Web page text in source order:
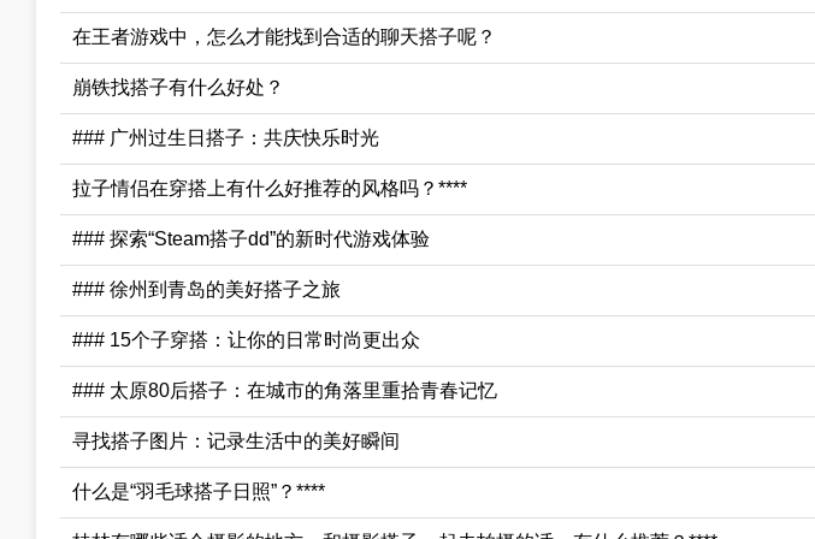
在王者游戏中，怎么才能找到合适的聊天搭子呢？
崩铁找搭子有什么好处？
### 广州过生日搭子：共庆快乐时光
拉子情侣在穿搭上有什么好推荐的风格吗？****
### 探索“Steam搭子dd”的新时代游戏体验
### 徐州到青岛的美好搭子之旅
### 15个子穿搭：让你的日常时尚更出众
### 太原80后搭子：在城市的角落里重拾青春记忆
寻找搭子图片：记录生活中的美好瞬间
什么是“羽毛球搭子日照”？****